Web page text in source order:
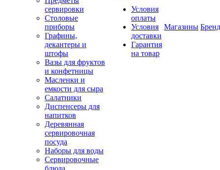
сервировки
Столовые
приборы
Графины,
декантеры и
штофы
Вазы для фруктов
и конфетницы
Масленки и
емкости для сыра
Салатники
Диспенсеры для
напитков
Деревянная
сервировочная
посуда
Наборы для воды
Сервировочные
блюда
Условия
оплаты
Условия
доставки
Гарантия
на товар
Магазины